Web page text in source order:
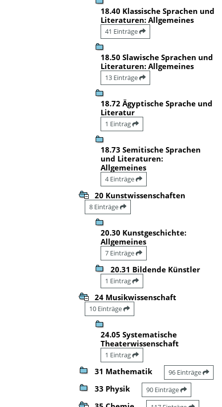
18.40 Klassische Sprachen und
Literaturen: Allgemeines
41 Einträge
18.50 Slawische Sprachen und
Literaturen: Allgemeines
13 Einträge
18.72 Ägyptische Sprache und
Literatur
1 Eintrag
18.73 Semitische Sprachen
und Literaturen:
Allgemeines
4 Einträge
20 Kunstwissenschaften
8 Einträge
20.30 Kunstgeschichte:
Allgemeines
7 Einträge
20.31 Bildende Künstler
1 Eintrag
24 Musikwissenschaft
10 Einträge
24.05 Systematische
Theaterwissenschaft
1 Eintrag
31 Mathematik 96 Einträge
33 Physik 90 Einträge